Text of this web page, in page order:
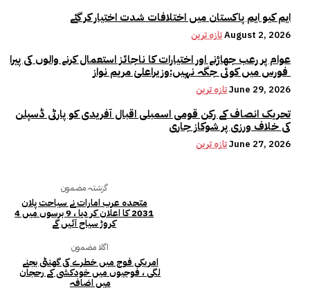
ایم کیو ایم پاکستان میں اختلافات شدت اختیار کر گئے
تازہ ترینAugust 2, 2026
عوام پر رعب جھاڑنے اور اختیارات کا ناجائز استعمال کرنے والوں کی پیرا
تازہ ترینJune 29, 2026
تحریک انصاف کے رکن قومی اسمبلی اقبال آفریدی کو پارٹی ڈسپلن
کی خلاف ورزی پر شوکاز جاری
تازہ ترینJune 27, 2026
گزشتہ مضمون
متحدہ عرب امارات نے سیاحت پلان
2031 کا اعلان کر دیا ، 9 برسوں میں 4
کروڑ سیاح آئیں گے
اگلا مضمون
امریکی فوج میں خطرے کی گھنٹی بجنے
لگی ، فوجیوں میں خودکشی کے رحجان
میں اضافہ